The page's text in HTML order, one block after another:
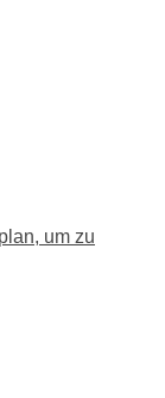
um zu